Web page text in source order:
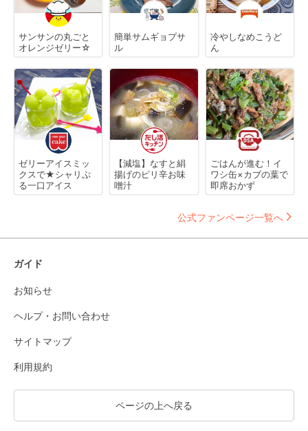
サンサンの丸ごと
オレンジゼリー☆
簡単サムギョプサ
ル
冷やしなめこうど
ん
ゼリーアイスミッ
クスで★シャリぷ
る一口アイス
【減塩】なすと絹
揚げのピリ辛お味
噌汁
ごはんが進む！イ
ワシ缶×カブの葉で
即席おかず
公式ファンページ一覧へ
ガイド
お知らせ
ヘルプ・お問い合わせ
サイトマップ
利用規約
ページの上へ戻る